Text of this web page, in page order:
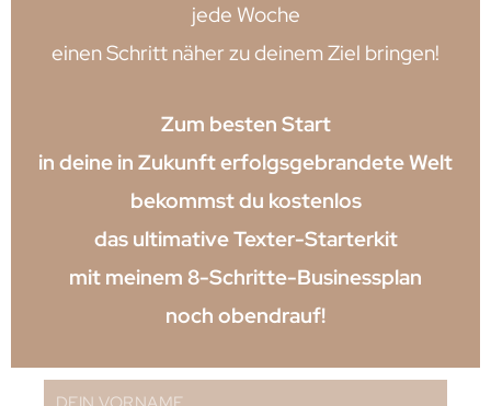
jede Woche
einen Schritt näher zu deinem Ziel bringen!
Zum besten Start
in deine in Zukunft erfolgsgebrandete Welt
bekommst du kostenlos
das ultimative Texter-Starterkit
mit meinem 8-Schritte-Businessplan
noch obendrauf!